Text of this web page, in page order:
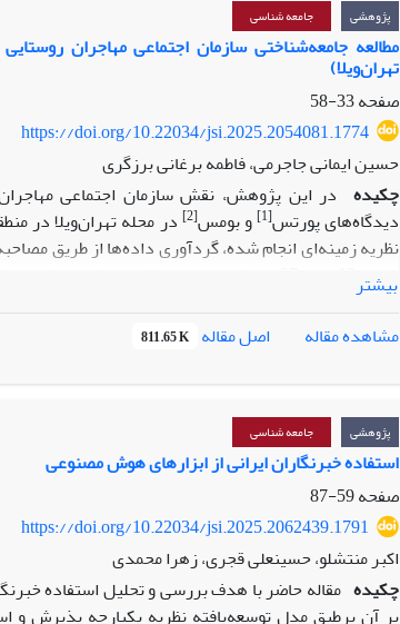
پژوهشی جامعه شناسی
مطالعه جامعه‌شناختیسازمان اجتماعی مهاجران
تهران‌ویلا)
صفحه33-58
https://doi.org/10.22034/jsi.2025.2054081.1774
حسین ایمانی جاجرمی، فاطمه برغانی برزگری
چکیده در این پژوهش، نقش سازمان اجتماعی
دیدگاه‌های پورتس[1]و بومس[2] در محله تهران‌ویلا در
نظریه زمینه‌ای انجام شده، گردآوری داده‌ها از طریق
مشاهدات میدانی و تحلیل داده‌های ثانویه آماری صورت
مهاجران به مثابه تسهیل‌گرتوسعه محلی» شناسایی شد.
نهادهایی دموکراتیک عمل کرده‌اند؛ آنها با
زندگی، تقویت همبستگی اجتماعی و تسهیل مشارکت
بیشتر
مشاهده مقاله
اصل مقاله 811.65 K
پژوهشی جامعه شناسی
استفاده خبرنگاران ایرانی از ابزارهای هوش مصنوعی
صفحه59-87
https://doi.org/10.22034/jsi.2025.2062439.1791
اکبر منتشلو، حسینعلی قجری، زهرا محمدی
چکیده مقاله حاضر با هدف بررسی و تحلیل استفاده
بر آن برطبق مدل توسعه‌یافته نظریه یکپارچه پذیرش و